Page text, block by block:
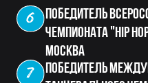
Самозанятый Еремин Максим
ИП Еремина Екатерина Витальевна
Договор-оферта